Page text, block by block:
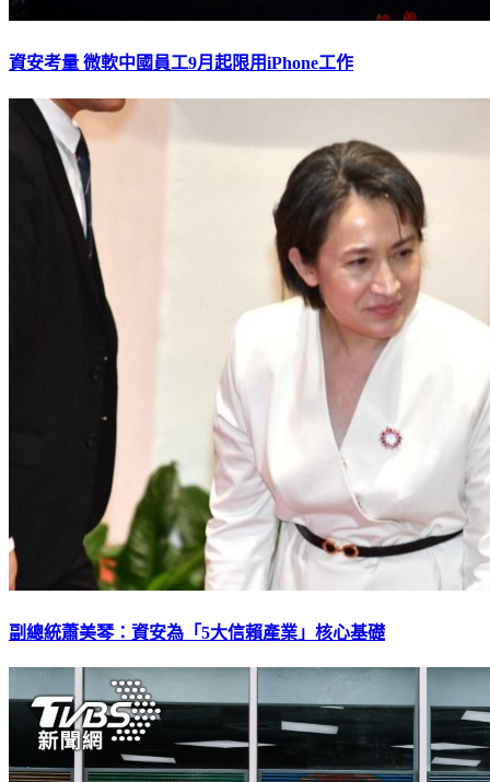
資安考量 微軟中國員工9月起限用iPhone工作
副總統蕭美琴：資安為「5大信賴產業」核心基礎